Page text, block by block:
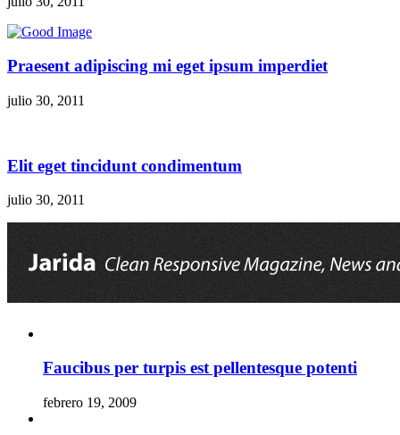
Praesent adipiscing mi eget ipsum imperdiet
julio 30, 2011
Elit eget tincidunt condimentum
julio 30, 2011
Faucibus per turpis est pellentesque potenti
febrero 19, 2009